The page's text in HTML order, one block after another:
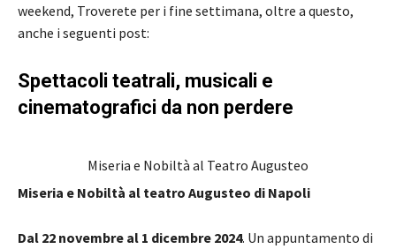
weekend, Troverete per i fine settimana, oltre a questo,
anche i seguenti post:
Spettacoli teatrali, musicali e
cinematografici da non perdere
Miseria e Nobiltà al Teatro Augusteo
Miseria e Nobiltà al teatro Augusteo di Napoli
Dal 22 novembre al 1 dicembre 2024. Un appuntamento di